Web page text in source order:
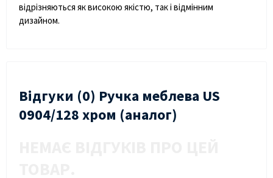
відрізняються як високою якістю, так і відмінним
дизайном.
Відгуки (0) Ручка меблева US
0904/128 хром (аналог)